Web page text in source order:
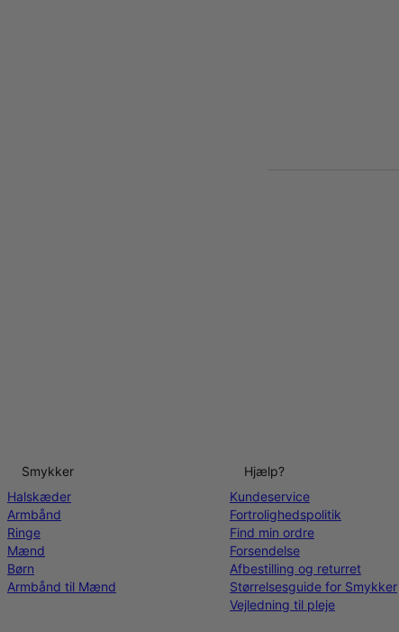
Smykker
Halskæder
Armbånd
Ringe
Mænd
Børn
Armbånd til Mænd
Hjælp?
Kundeservice
Fortrolighedspolitik
Find min ordre
Forsendelse
Afbestilling og returret
Størrelsesguide for Smykker
Vejledning til pleje